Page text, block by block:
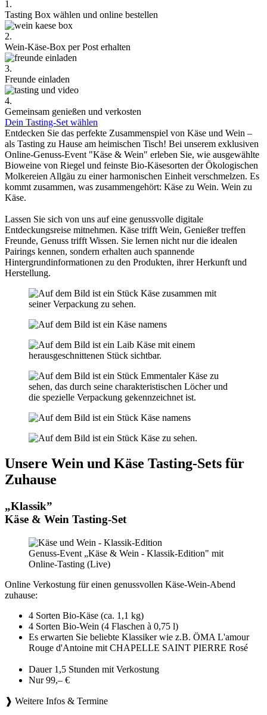
1.
Tasting Box wählen und online bestellen
2.
Wein-Käse-Box per Post erhalten
3.
Freunde einladen
4.
Gemeinsam genießen und verkosten
Dein Tasting-Set wählen
Entdecken Sie das perfekte Zusammenspiel von Käse und Wein –
als Tasting zu Hause am heimischen Tisch! Bei unserem exklusiven
Online-Genuss-Event "Käse & Wein" erleben Sie, wie ausgewählte
Bioweine von Riegel und feinste Bio-Käsesorten der Ökologischen
Molkereien Allgäu zu einer harmonischen Einheit verschmelzen. Es
kommt zusammen, was zusammengehört: Käse zu Wein. Wein zu
Käse.
Lassen Sie sich von uns auf eine genussvolle digitale
Entdeckungsreise mitnehmen. Käse trifft Wein, Genießer treffen
Freunde, Genuss trifft Wissen. Sie lernen nicht nur die idealen
Pairings kennen, sondern erhalten auch spannende
Hintergrundinformationen zu den Produkten, ihrer Herkunft und
Herstellung.
Unsere Wein und Käse Tasting-Sets für
Zuhause
„Klassik”
Käse & Wein Tasting-Set
Genuss-Event „Käse & Wein - Klassik-Edition" mit
Online-Tasting (Live)
Online Verkostung für einen genussvollen Käse-Wein-Abend
zuhause:
4 Sorten Bio-Käse (ca. 1,1 kg)
4 Sorten Bio-Wein (4 Flaschen à 0,75 l)
Es erwarten Sie beliebte Klassiker wie z.B. ÖMA L'amour
Rouge d'Antoine mit CHAPELLE SAINT PIERRE Rosé
Dauer 1,5 Stunden mit Verkostung
Nur 99,– €
❱ Weitere Infos & Termine